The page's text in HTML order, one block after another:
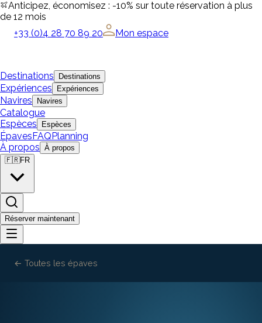
Anticipez, économisez : -10% sur toute réservation à plus
de 12 mois
+33 (0)4 28 70 89 20
Mon espace
Destinations Destinations
Expériences Expériences
Navires Navires
Catalogue
Espèces
Espèces
ÉpavesFAQPlanning
À propos À propos
🇫🇷FR
Réserver maintenant
← Toutes les épaves